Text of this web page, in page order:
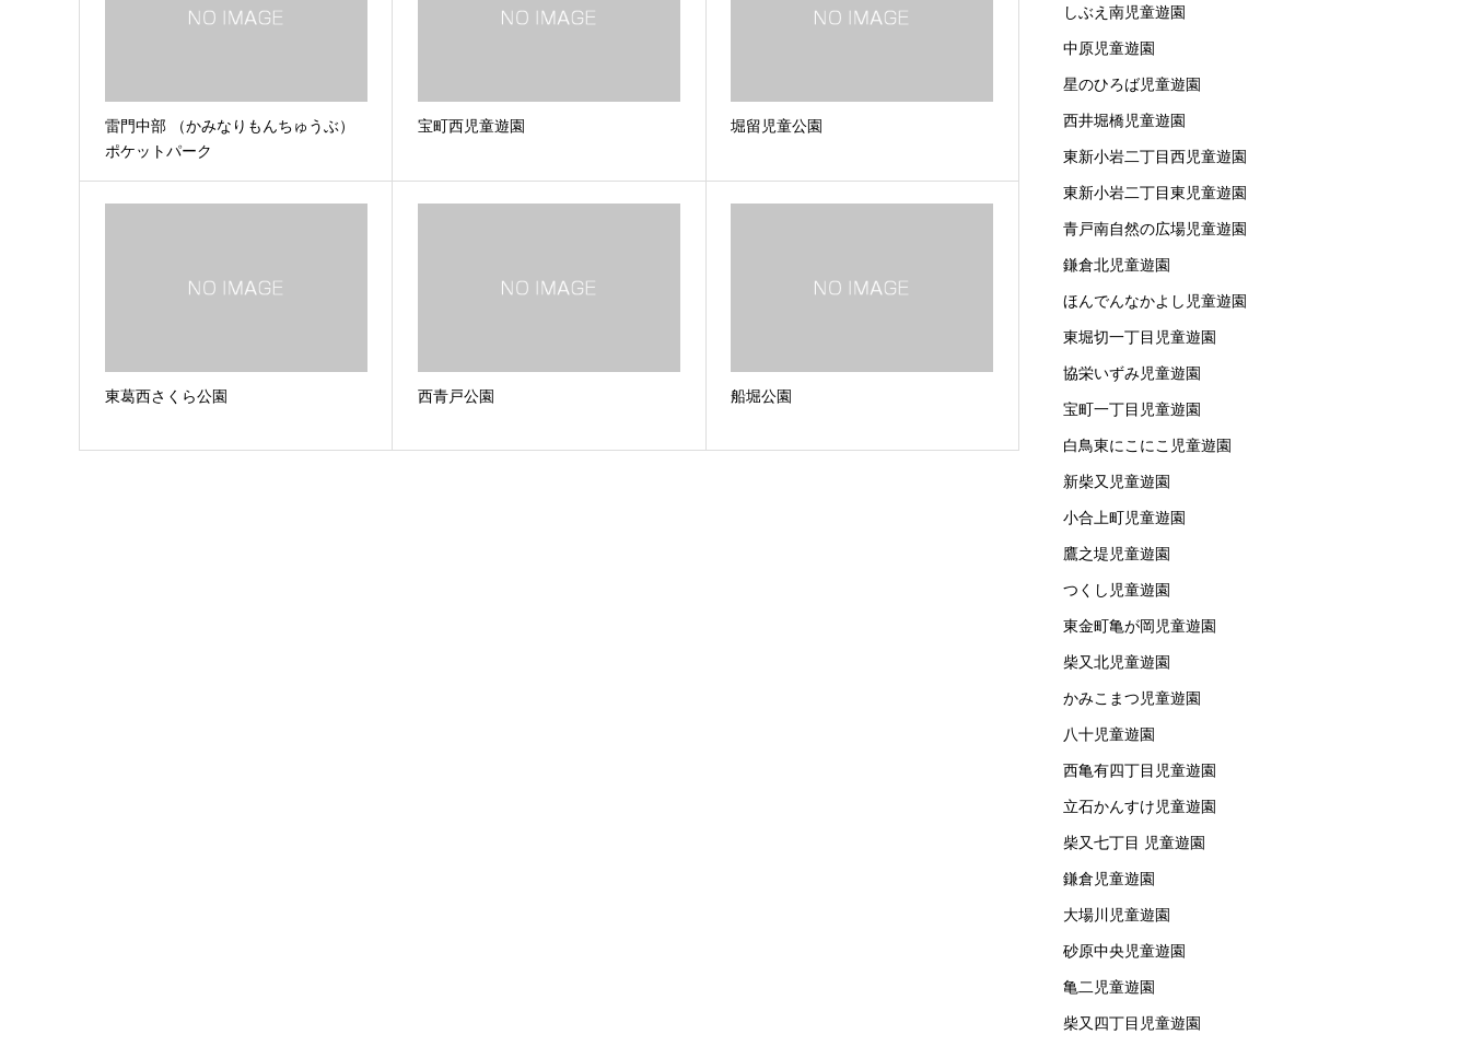
雷門中部 （かみなりもんちゅうぶ）
ポケットパーク
宝町西児童遊園 堀留児童公園
東葛西さくら公園 西青戸公園 船堀公園
しぶえ南児童遊園
中原児童遊園
星のひろば児童遊園
西井堀橋児童遊園
東新小岩二丁目西児童遊園
東新小岩二丁目東児童遊園
青戸南自然の広場児童遊園
鎌倉北児童遊園
ほんでんなかよし児童遊園
東堀切一丁目児童遊園
協栄いずみ児童遊園
宝町一丁目児童遊園
白鳥東にこにこ児童遊園
新柴又児童遊園
小合上町児童遊園
鷹之堤児童遊園
つくし児童遊園
東金町亀が岡児童遊園
柴又北児童遊園
かみこまつ児童遊園
八十児童遊園
西亀有四丁目児童遊園
立石かんすけ児童遊園
柴又七丁目 児童遊園
鎌倉児童遊園
大場川児童遊園
砂原中央児童遊園
亀二児童遊園
柴又四丁目児童遊園